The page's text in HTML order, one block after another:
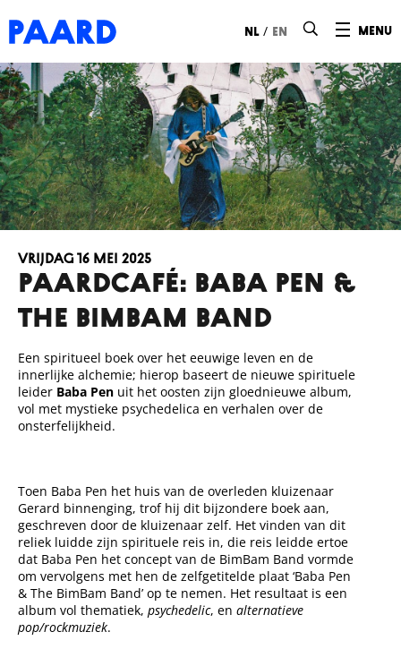
menu
nl / en
Paardcafé: Baba Pen &
The BimBam band
vrijdag 16 mei 2025
Een spiritueel boek over het eeuwige leven en de
innerlijke alchemie; hierop baseert de nieuwe spirituele
leider Baba Pen uit het oosten zijn gloednieuwe album,
vol met mystieke psychedelica en verhalen over de
onsterfelijkheid.
Toen Baba Pen het huis van de overleden kluizenaar
Gerard binnenging, trof hij dit bijzondere boek aan,
geschreven door de kluizenaar zelf. Het vinden van dit
reliek luidde zijn spirituele reis in, die reis leidde ertoe
dat Baba Pen het concept van de BimBam Band vormde
om vervolgens met hen de zelfgetitelde plaat ‘Baba Pen
& The BimBam Band’ op te nemen. Het resultaat is een
album vol thematiek, psychedelic, en alternatieve
pop/rockmuziek.